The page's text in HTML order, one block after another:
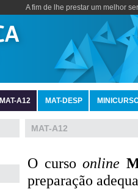
A fim de lhe prestar um melhor
MAT-A12 MAT-DESP
MAT-A12
O cursoonline
preparação